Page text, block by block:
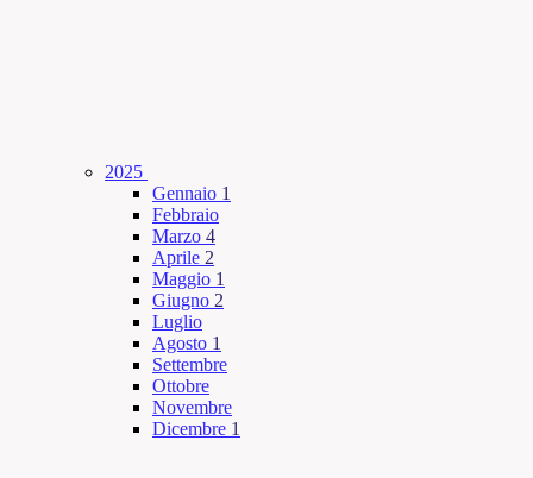
2025
Gennaio 1
Febbraio
Marzo 4
Aprile 2
Maggio 1
Giugno 2
Luglio
Agosto 1
Settembre
Ottobre
Novembre
Dicembre 1